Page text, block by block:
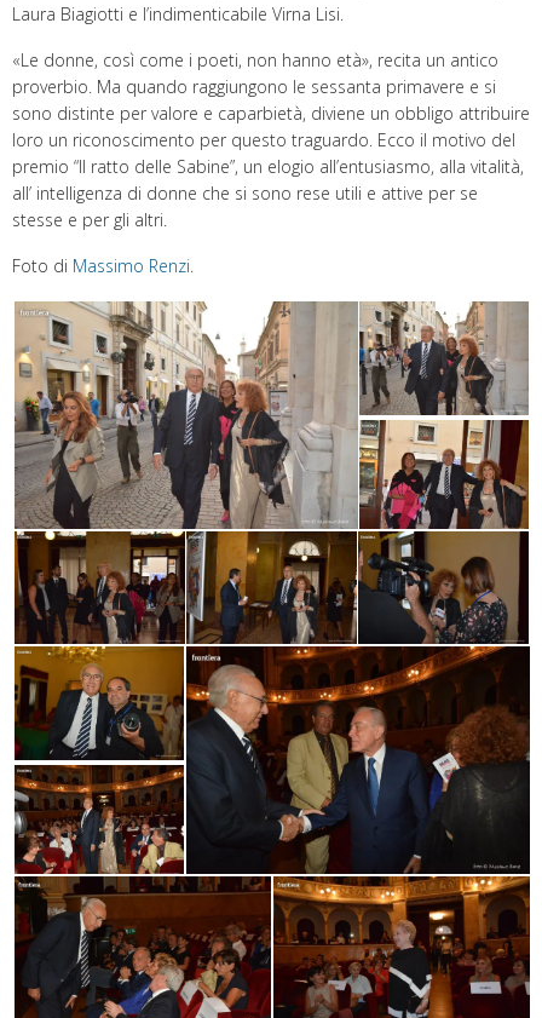
Laura Biagiotti e l’indimenticabile Virna Lisi.
«Le donne, così come i poeti, non hanno età», recita un antico
proverbio. Ma quando raggiungono le sessanta primavere e si
sono distinte per valore e caparbietà, diviene un obbligo attribuire
loro un riconoscimento per questo traguardo. Ecco il motivo del
premio “Il ratto delle Sabine”, un elogio all’entusiasmo, alla vitalità,
all’ intelligenza di donne che si sono rese utili e attive per se
stesse e per gli altri.
Foto di Massimo Renzi